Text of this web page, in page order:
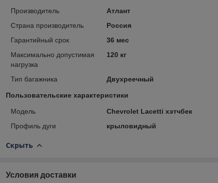
Производитель
Атлант
Страна производитель
Россия
Гарантийный срок
36 мес
Максимально допустимая
нагрузка
120 кг
Тип багажника Двухреечный
Пользовательские характеристики
Модель
Chevrolet Lacetti хэтчбек
Профиль дуги
крыловидный
Скрыть
Условия доставки